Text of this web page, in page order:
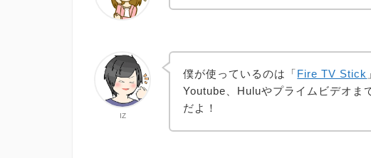
IZ
僕が使っているのは「Fire TV Stick
Youtube、Huluやプライムビデオま
だよ！